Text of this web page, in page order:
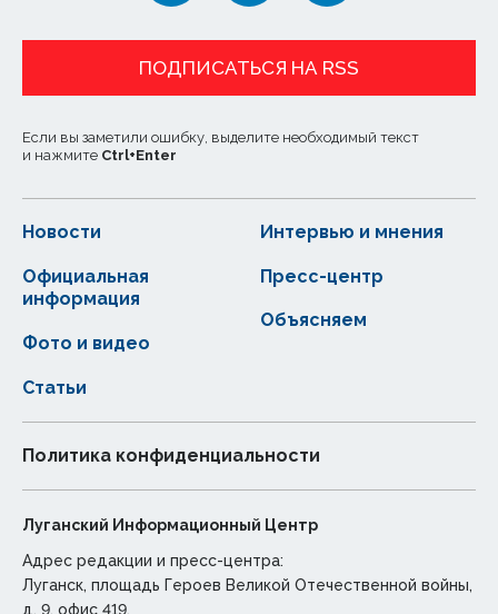
ПОДПИСАТЬСЯ НА RSS
Если вы заметили ошибку, выделите необходимый текст
и нажмите Ctrl+Enter
Новости
Статьи
Официальная
информация
Интервью и мнения
Фото и видео
Пресс-центр
Объясняем
Политика конфиденциальности
Луганский Информационный Центр
Адрес редакции и пресс-центра:
Луганск, площадь Героев Великой Отечественной войны,
д. 9, офис 419.